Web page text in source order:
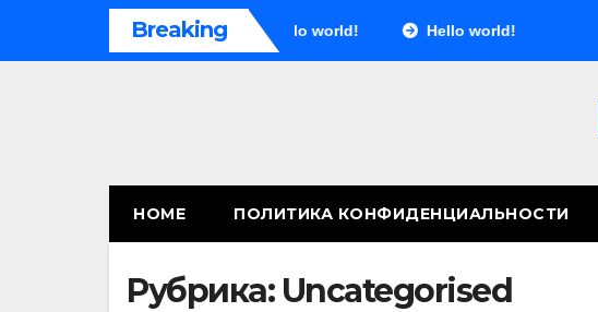
Breaking Hello world! Hello world!
HOME ПОЛИТИКА КОНФИДЕНЦИАЛЬНОСТИ
Рубрика: Uncategorised